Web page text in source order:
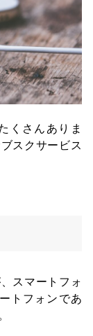
くさんありま
スクサービス
スマートフォ
トフォンであ